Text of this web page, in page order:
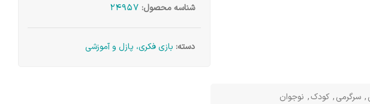
, سرگرمی, کودک, نوجوان
شناسه محصول: 24957
دسته: بازی فکری، پازل و آموزشی